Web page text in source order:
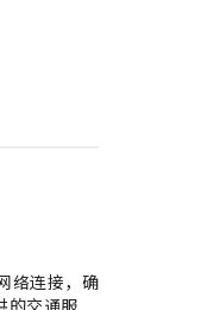
络连接，确
的交通服